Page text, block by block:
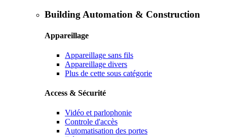
Building Automation & Construction
Appareillage
Appareillage sans fils
Appareillage divers
Plus de cette sous catégorie
Access & Sécurité
Vidéo et parlophonie
Controle d'accès
Automatisation des portes